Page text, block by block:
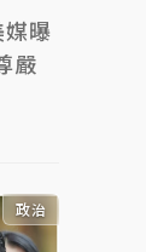
媒曝
嚴
政治